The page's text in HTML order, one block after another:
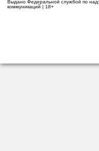
Выдано Федеральной службой по
коммуникаций | 18+